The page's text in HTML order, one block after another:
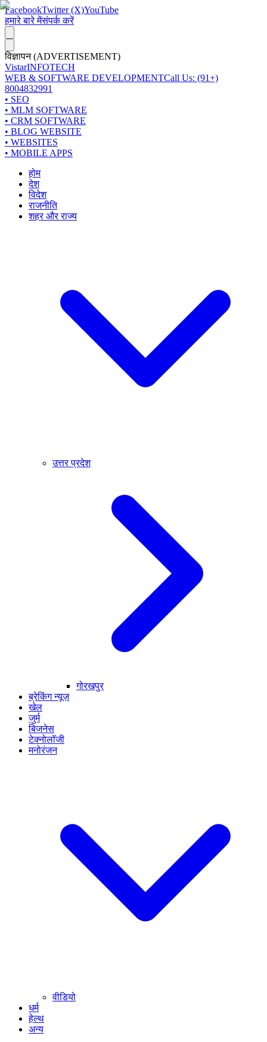
FacebookTwitter (X)YouTube
हमारे बारे मेंसंपर्क करें
विज्ञापन (ADVERTISEMENT)
VistarINFOTECH
WEB & SOFTWARE DEVELOPMENTCall Us: (91+)
8004832991
• SEO
• MLM SOFTWARE
• CRM SOFTWARE
• BLOG WEBSITE
• WEBSITES
• MOBILE APPS
होम
देश
विदेश
राजनीति
शहर और राज्य
उत्तर प्रदेश
गोरखपुर
ब्रेकिंग न्यूज़
खेल
जुर्म
बिजनेस
टेक्नोलॉजी
मनोरंजन
वीडियो
धर्म
हेल्थ
अन्य